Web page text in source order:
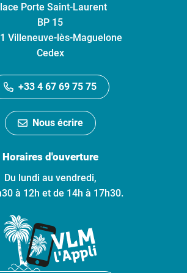
Porte Saint-Laurent
BP 15
Villeneuve-lès-Maguelone
Cedex
+33 4 67 69 75 75
Nous écrire
Horaires d'ouverture
Du lundi au vendredi,
à 12h et de 14h à 17h30.